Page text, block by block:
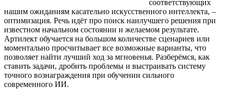
соответствующих
нашим ожиданиям касательно искусственного интеллекта, –
оптимизация. Речь идёт про поиск наилучшего решения при
известном начальном состоянии и желаемом результате.
Артилект обучается на большом количестве сценариев или
моментально просчитывает все возможные варианты, что
позволяет найти лучший ход за мгновенья. Разберёмся, как
ставить задачи, дробить проблемы и выстраивать систему
точного вознаграждения при обучении сильного
современного ИИ.